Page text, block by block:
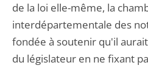
de la loi elle-même, la
interdépartementale des
fondée à soutenir qu'il
du législateur en ne fixant